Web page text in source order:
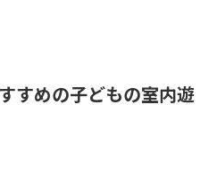
すめの子どもの室内遊